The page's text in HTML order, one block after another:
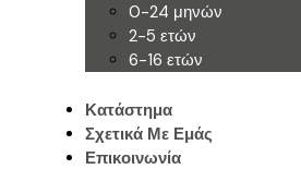
0-24 μηνών
2-5 ετών
6-16 ετών
Κατάστημα
Σχετικά Με Εμάς
Επικοινωνία